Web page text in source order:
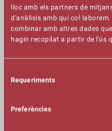
lloc amb els partners de
d'anàlisis amb qui
combinar amb altres dades
hagin recopilat a partir de l'ús
Requeriments
Preferències
DURADA
00:50h
AUTORIA
CristinaBellemo
DIRECCIÓ
Jordi Farrés